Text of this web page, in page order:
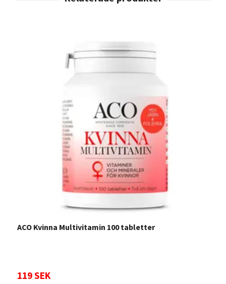
ACO Kvinna Multivitamin 100 tabletter
119 SEK